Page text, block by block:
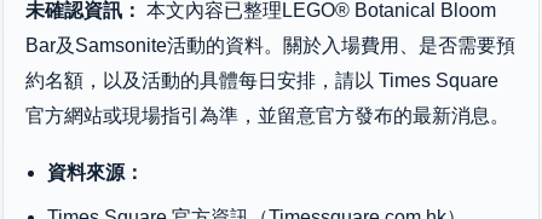
未確認資訊： 本文內容已整理LEGO® Botanical Bloom
Bar及Samsonite活動的資料。關於入場費用、是否需要預
約名額，以及活動的具體每日安排，請以 Times Square
官方網站或現場指引為準，並留意官方發布的最新消息。
資料來源：